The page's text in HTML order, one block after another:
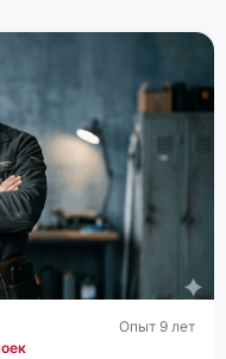
Опыт 9 лет